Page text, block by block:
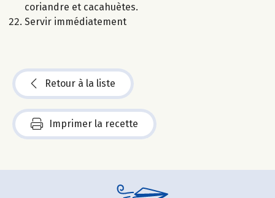
coriandre et cacahuètes.
Servir immédiatement
Retour à la liste
Imprimer la recette